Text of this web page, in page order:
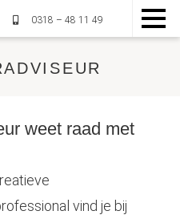
0318 – 48 11 49
weet raad met
vind je bij